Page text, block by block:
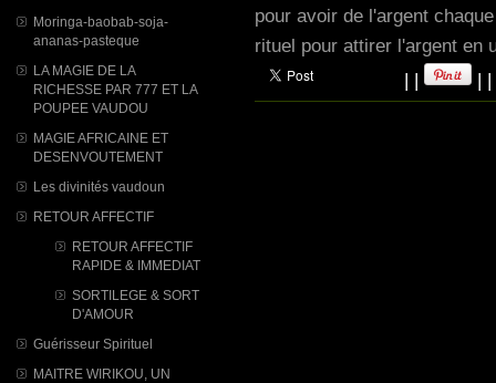
Moringa-baobab-soja-
ananas-pasteque
LA MAGIE DE LA
RICHESSE PAR 777 ET LA
POUPEE VAUDOU
MAGIE AFRICAINE ET
DESENVOUTEMENT
Les divinités vaudoun
RETOUR AFFECTIF
RETOUR AFFECTIF
RAPIDE & IMMEDIAT
SORTILEGE & SORT
D'AMOUR
Guérisseur Spirituel
MAITRE WIRIKOU, UN
pour avoir de l'argent
rituel pour attirer l'argent en
| | | |